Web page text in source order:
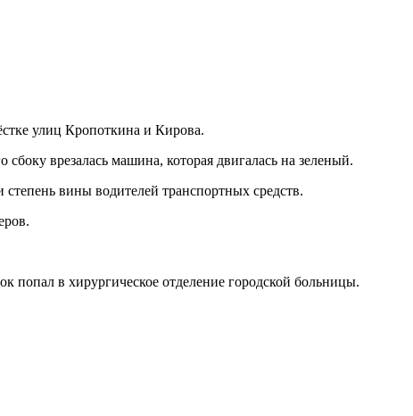
улиц Кропоткина и Кирова.
врезалась машина, которая двигалась на зеленый.
вины водителей транспортных средств.
попал в хирургическое отделение городской больницы.